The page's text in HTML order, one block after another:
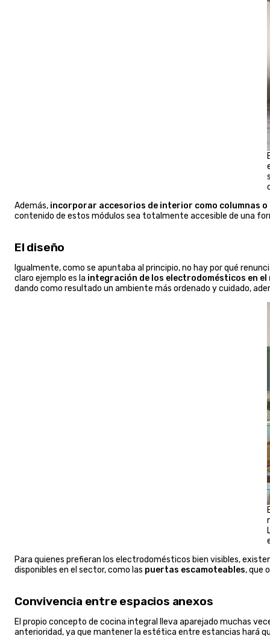
Además, incorporar accesorios de interior como columnas
contenido de estos módulos sea totalmente accesible de una
El diseño
Igualmente, como se apuntaba al principio, no hay por qué
claro ejemplo es la integración de los electrodomésticos en
dando como resultado un ambiente más ordenado y cuidado,
Para quienes prefieran los electrodomésticos bien visibles,
disponibles en el sector, como las puertas escamoteables, que
Convivencia entre espacios anexos
El propio concepto de cocina integral lleva aparejado muchas
anterioridad, ya que mantener la estética entre estancias hará